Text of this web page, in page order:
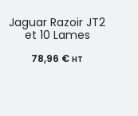
Jaguar Razoir JT2
et 10 Lames
78,96 € HT